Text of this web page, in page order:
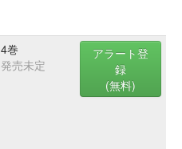
4巻
発売未定
アラート登
録
(無料)